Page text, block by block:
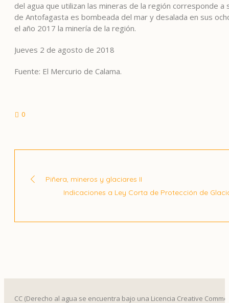
del agua que utilizan las mineras de la región corresponde
de Antofagasta es bombeada del mar y desalada en sus
el año 2017 la minería de la región.
Jueves 2 de agosto de 2018
Fuente: El Mercurio de Calama.
0
Piñera, mineros y glaciares II
Indicaciones a Ley Corta de Protección de
CC (Derecho al agua se encuentra bajo una Licencia Creative